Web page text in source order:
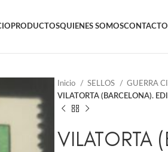
PRODUCTOSQUIENES SOMOSCONTACTO
Inicio SELLOS GUERRA
VILATORTA (BARCELONA).
VILATORTA